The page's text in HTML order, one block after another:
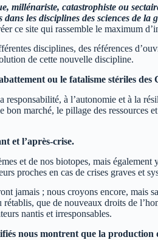
millénariste, catastrophiste ou
les disciplines des sciences de la
ce site qui rassemble le maximum
disciplines, des références
de cette nouvelle discipline.
ou le fatalisme stériles
à l’autonomie et à la
bon marché, le pillage des
et l’après-crise.
et de nos biotopes, mais
proches en cas de crises graves et
jamais ; nous croyons encore,
que de nouveaux droits de
nantis et irresponsables.
nous montrent que la production